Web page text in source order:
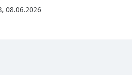
, 08.06.2026